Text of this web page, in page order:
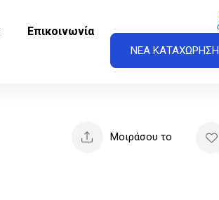
Επικοινωνία
ΝΕΑ ΚΑΤΑΧΩΡΗΣΗ
Μοιράσου το